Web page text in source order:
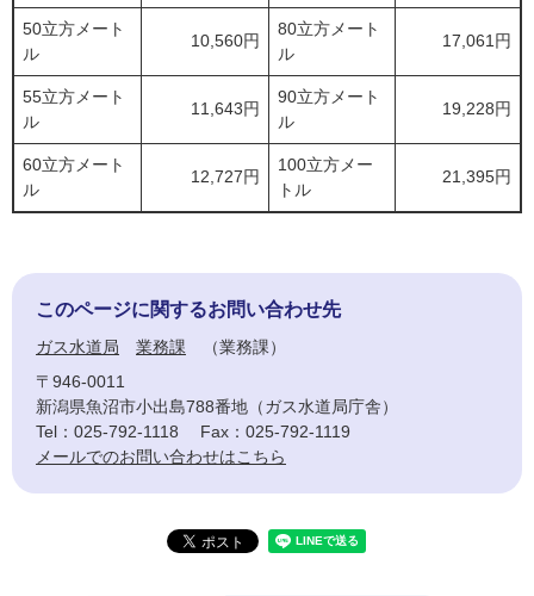
50立方メート
ル
10,560円
80立方メート
ル
17,061円
55立方メート
ル
11,643円
90立方メート
ル
19,228円
60立方メート
ル
12,727円
100立方メー
トル
21,395円
このページに関するお問い合わせ先
ガス水道局 業務課
業務課
〒946-0011
新潟県魚沼市小出島788番地（ガス水道局庁舎）
Tel：025-792-1118
Fax：025-792-1119
メールでのお問い合わせはこちら